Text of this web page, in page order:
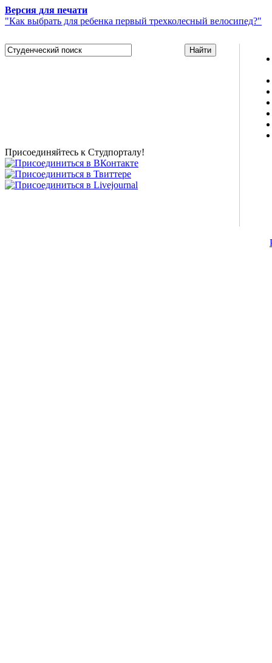
Версия для печати
"Как выбрать для ребенка первый трехколесный велосипед?"
Присоединяйтесь к Студпорталу!